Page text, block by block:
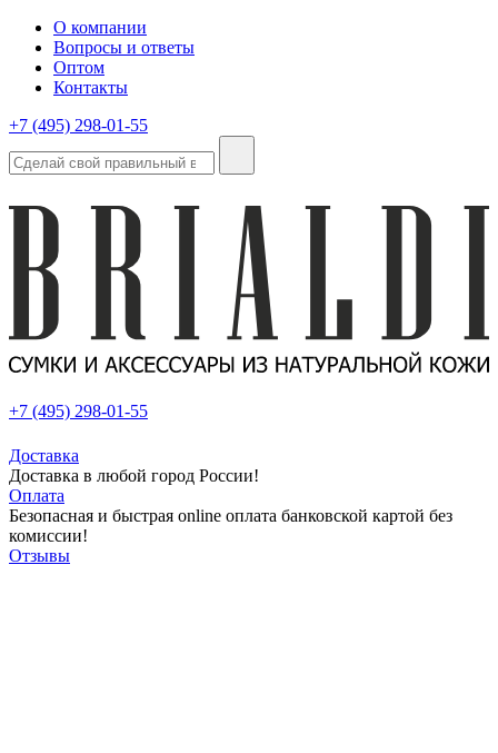
О компании
Вопросы и ответы
Оптом
Контакты
+7 (495) 298-01-55
+7 (495) 298-01-55
Доставка
Доставка в любой город России!
Оплата
Безопасная и быстрая online оплата банковской картой без
комиссии!
Отзывы